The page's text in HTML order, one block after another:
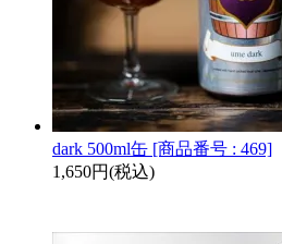
dark 500ml缶 [商品番号 : 469]
1,650円(税込)